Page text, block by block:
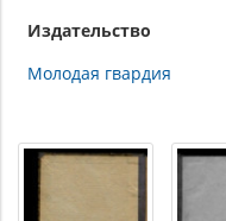
Издательство
Молодая гвардия